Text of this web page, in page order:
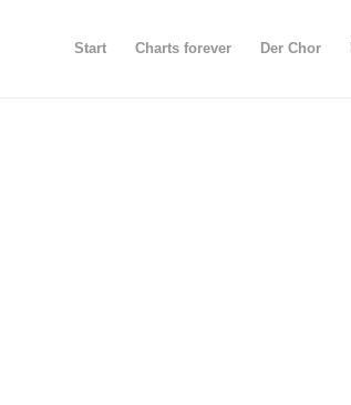
Start Charts forever Der Chor